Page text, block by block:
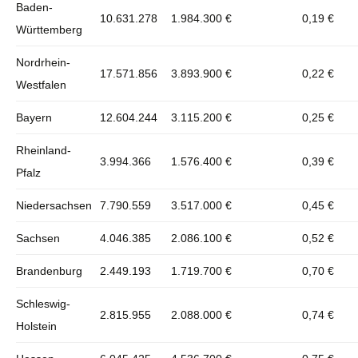
Baden-
Württemberg
10.631.278 1.984.300 € 0,19 €
Nordrhein-
Westfalen
17.571.856 3.893.900 € 0,22 €
Bayern 12.604.244 3.115.200 € 0,25 €
Rheinland-
Pfalz
3.994.366 1.576.400 € 0,39 €
Niedersachsen 7.790.559 3.517.000 € 0,45 €
Sachsen 4.046.385 2.086.100 € 0,52 €
Brandenburg 2.449.193 1.719.700 € 0,70 €
Schleswig-
Holstein
2.815.955 2.088.000 € 0,74 €